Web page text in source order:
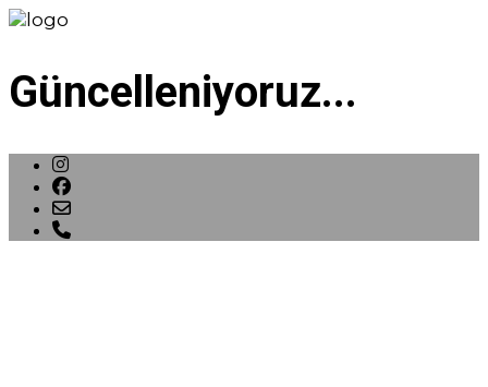
Güncelleniyoruz...